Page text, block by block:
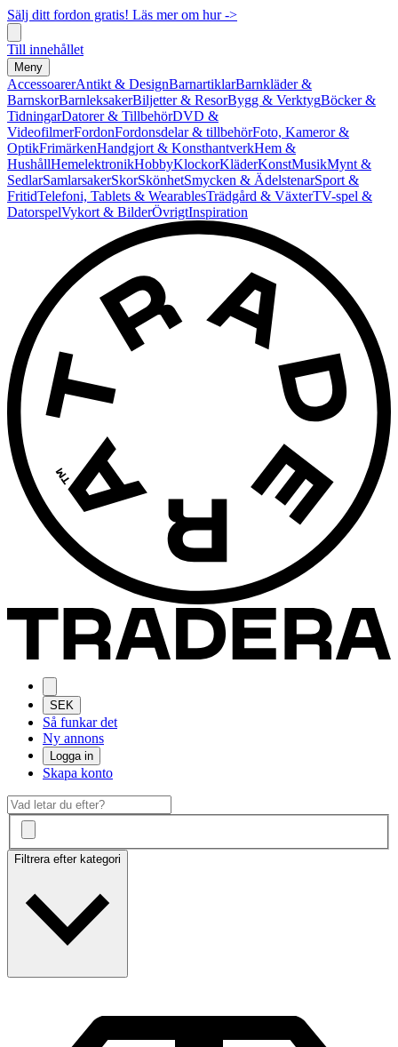
Sälj ditt fordon gratis! Läs mer om hur ->
Till innehållet
Meny
AccessoarerAntikt & DesignBarnartiklarBarnkläder &
BarnskorBarnleksakerBiljetter & ResorBygg & VerktygBöcker &
TidningarDatorer & TillbehörDVD &
VideofilmerFordonFordonsdelar & tillbehörFoto, Kameror &
OptikFrimärkenHandgjort & KonsthantverkHem &
HushållHemelektronikHobbyKlockorKläderKonstMusikMynt &
SedlarSamlarsakerSkorSkönhetSmycken & ÄdelstenarSport &
FritidTelefoni, Tablets & WearablesTrädgård & VäxterTV-spel &
DatorspelVykort & BilderÖvrigtInspiration
SEK
Så funkar det
Ny annons
Logga in
Skapa konto
Filtrera efter kategori